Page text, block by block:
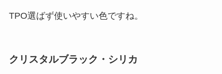
TPO選ばず使いやすい色ですね。
クリスタルブラック・シリカ